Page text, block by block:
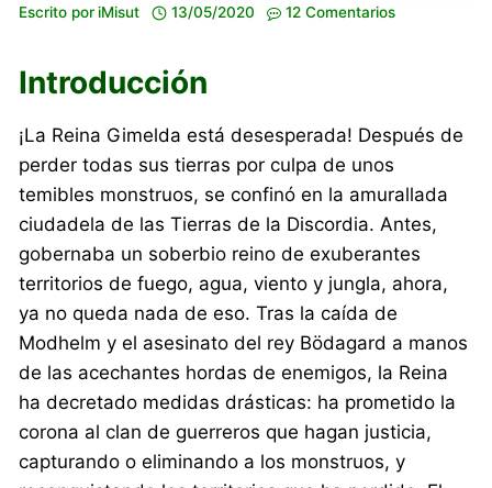
Escrito por iMisut 13/05/2020 12 Comentarios
Introducción
¡La Reina Gimelda está desesperada! Después de
perder todas sus tierras por culpa de unos
temibles monstruos, se confinó en la amurallada
ciudadela de las Tierras de la Discordia. Antes,
gobernaba un soberbio reino de exuberantes
territorios de fuego, agua, viento y jungla, ahora,
ya no queda nada de eso. Tras la caída de
Modhelm y el asesinato del rey Bödagard a manos
de las acechantes hordas de enemigos, la Reina
ha decretado medidas drásticas: ha prometido la
corona al clan de guerreros que hagan justicia,
capturando o eliminando a los monstruos, y